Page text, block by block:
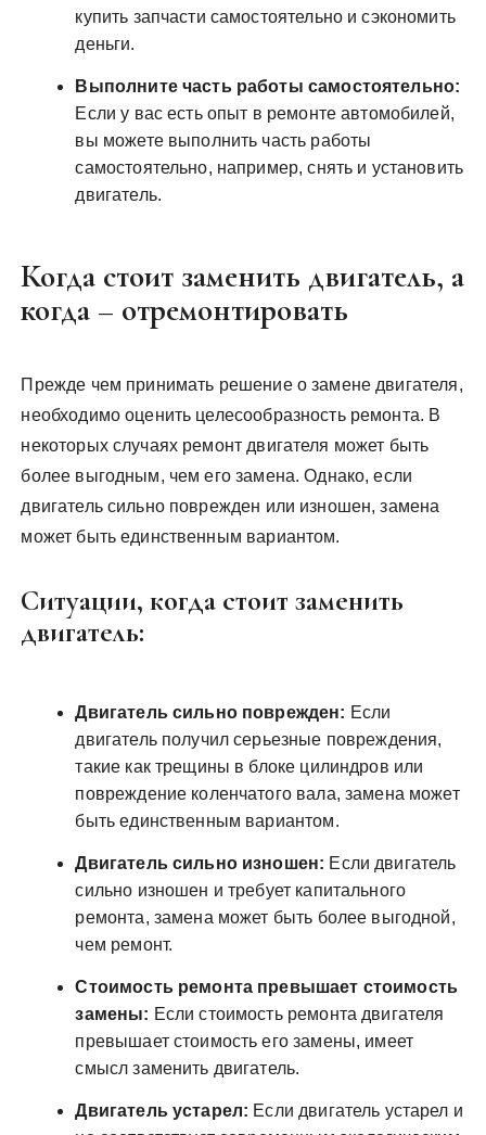
купить запчасти самостоятельно и сэкономить
деньги.
Выполните часть работы самостоятельно:
Если у вас есть опыт в ремонте автомобилей,
вы можете выполнить часть работы
самостоятельно, например, снять и установить
двигатель.
Когда стоит заменить двигатель, а
когда – отремонтировать
Прежде чем принимать решение о замене двигателя,
необходимо оценить целесообразность ремонта. В
некоторых случаях ремонт двигателя может быть
более выгодным, чем его замена. Однако, если
двигатель сильно поврежден или изношен, замена
может быть единственным вариантом.
Ситуации, когда стоит заменить
двигатель:
Двигатель сильно поврежден: Если
двигатель получил серьезные повреждения,
такие как трещины в блоке цилиндров или
повреждение коленчатого вала, замена может
быть единственным вариантом.
Двигатель сильно изношен: Если двигатель
сильно изношен и требует капитального
ремонта, замена может быть более выгодной,
чем ремонт.
Стоимость ремонта превышает стоимость
замены: Если стоимость ремонта двигателя
превышает стоимость его замены, имеет
смысл заменить двигатель.
Двигатель устарел: Если двигатель устарел и